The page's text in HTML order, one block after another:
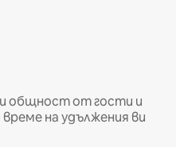
общност от гости и
на удължения ви